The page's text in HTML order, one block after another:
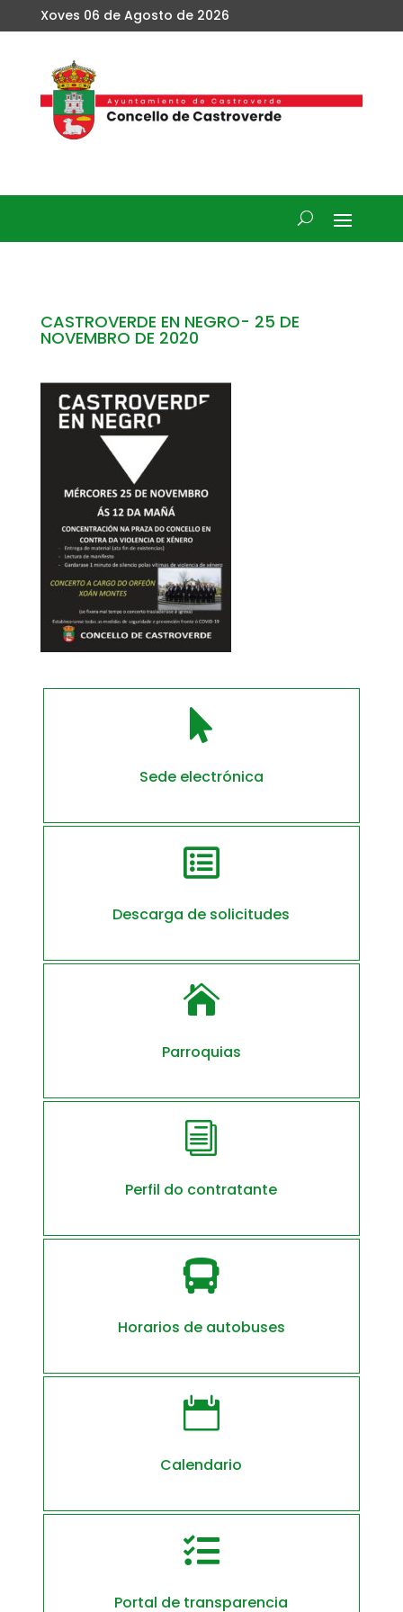
Xoves 06 de Agosto de 2026
CASTROVERDE EN NEGRO- 25 DE
NOVEMBRO DE 2020

Sede electrónica

Descarga de solicitudes

Parroquias
i
Perfil do contratante

Horarios de autobuses

Calendario

Portal de transparencia